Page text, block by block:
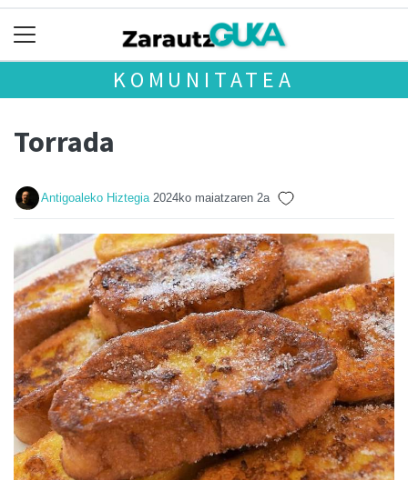
KOMUNITATEA
Torrada
Antigoaleko Hiztegia 2024ko maiatzaren 2a